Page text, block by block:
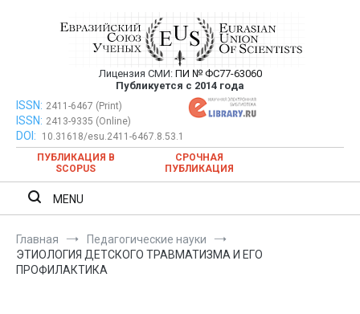
Евразийский Союз Ученых —
публикация научных статей в
ежемесячном научном журнале
Лицензия СМИ: ПИ № ФС77-63060
Публикуется с 2014 года
Евразийский Союз Ученых — публикация научных статей в
ежемесячном научном журнале
ISSN: 2411-6467 (Print)
ISSN: 2413-9335 (Online)
DOI:
10.31618/esu.2411-6467.8.53.1
ПУБЛИКАЦИЯ В
SCOPUS
СРОЧНАЯ
ПУБЛИКАЦИЯ
MENU
Главная
Педагогические науки
ЭТИОЛОГИЯ ДЕТСКОГО ТРАВМАТИЗМА И ЕГО
ПРОФИЛАКТИКА